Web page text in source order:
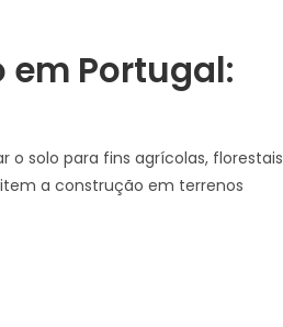
em Portugal:
solo para fins agrícolas, florestais
a construção em terrenos